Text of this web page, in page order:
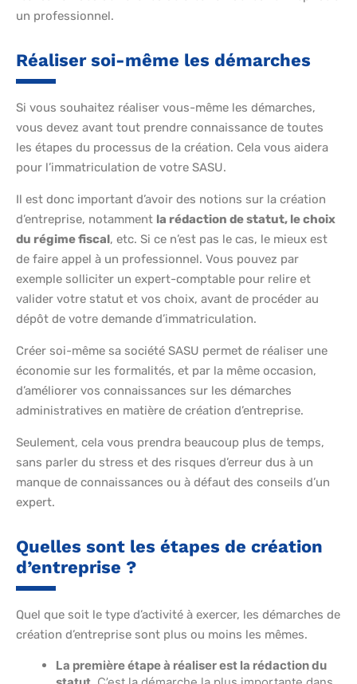
un professionnel.
Réaliser soi-même les démarches
Si vous souhaitez réaliser vous-même les démarches,
vous devez avant tout prendre connaissance de toutes
les étapes du processus de la création. Cela vous aidera
pour l’immatriculation de votre SASU.
Il est donc important d’avoir des notions sur la création
d’entreprise, notamment la rédaction de statut, le choix
du régime fiscal, etc. Si ce n’est pas le cas, le mieux est
de faire appel à un professionnel. Vous pouvez par
exemple solliciter un expert-comptable pour relire et
valider votre statut et vos choix, avant de procéder au
dépôt de votre demande d’immatriculation.
Créer soi-même sa société SASU permet de réaliser une
économie sur les formalités, et par la même occasion,
d’améliorer vos connaissances sur les démarches
administratives en matière de création d’entreprise.
Seulement, cela vous prendra beaucoup plus de temps,
sans parler du stress et des risques d’erreur dus à un
manque de connaissances ou à défaut des conseils d’un
expert.
Quelles sont les étapes de création
d’entreprise ?
Quel que soit le type d’activité à exercer, les démarches de
création d’entreprise sont plus ou moins les mêmes.
La première étape à réaliser est la rédaction du